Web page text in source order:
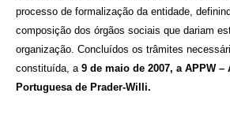
processo de formalização da entidade,
composição dos órgãos sociais que dariam
organização. Concluídos os trâmites
constituída, a9 de maio de 2007, a APPW –
Portuguesa de Prader-Willi.